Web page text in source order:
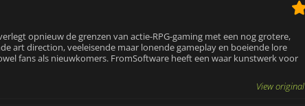
opnieuw de grenzen van actie-RPG-gaming met een nog grotere,
art direction, veeleisende maar lonende gameplay en boeiende lore
fans als nieuwkomers. FromSoftware heeft een waar kunstwerk voor
View original